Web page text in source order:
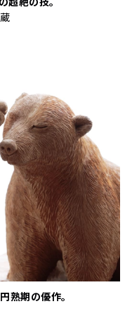
熟期の優作。